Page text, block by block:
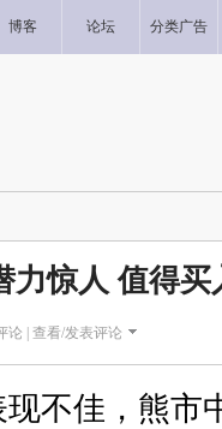
博客 论坛 分类广告
力惊人 值得买
论 | 查看/发表评论
不佳，熊市